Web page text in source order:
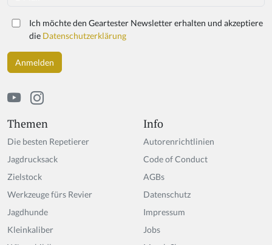
Themen
Die besten Repetierer
Jagdrucksack
Zielstock
Werkzeuge fürs Revier
Jagdhunde
Kleinkaliber
Info
Autorenrichtlinien
Code of Conduct
AGBs
Datenschutz
Impressum
Jobs
Ich möchte den Geartester Newsletter erhalten und akzeptiere
die Datenschutzerklärung